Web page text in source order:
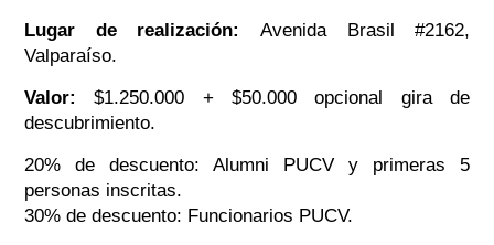
Lugar de realización: Avenida Brasil #2162,
Valparaíso.
Valor:$1.250.000 + $50.000 opcional gira de
descubrimiento.
20% de descuento: Alumni PUCV y primeras 5
personas inscritas.
30% de descuento: Funcionarios PUCV.